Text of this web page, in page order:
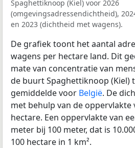
Spaghettiknoop (Kiel) voor 2026
(omgevingsadressendichtheid),
en 2023 (dichtheid met wagens).
De grafiek toont het aantal
wagens per hectare land. Dit
mate van concentratie van
de buurt Spaghettiknoop (Kiel)
gemiddelde voor België. De
met behulp van de oppervlakte
hectare. Een oppervlakte van
meter bij 100 meter, dat is
100 hectare in 1 km².